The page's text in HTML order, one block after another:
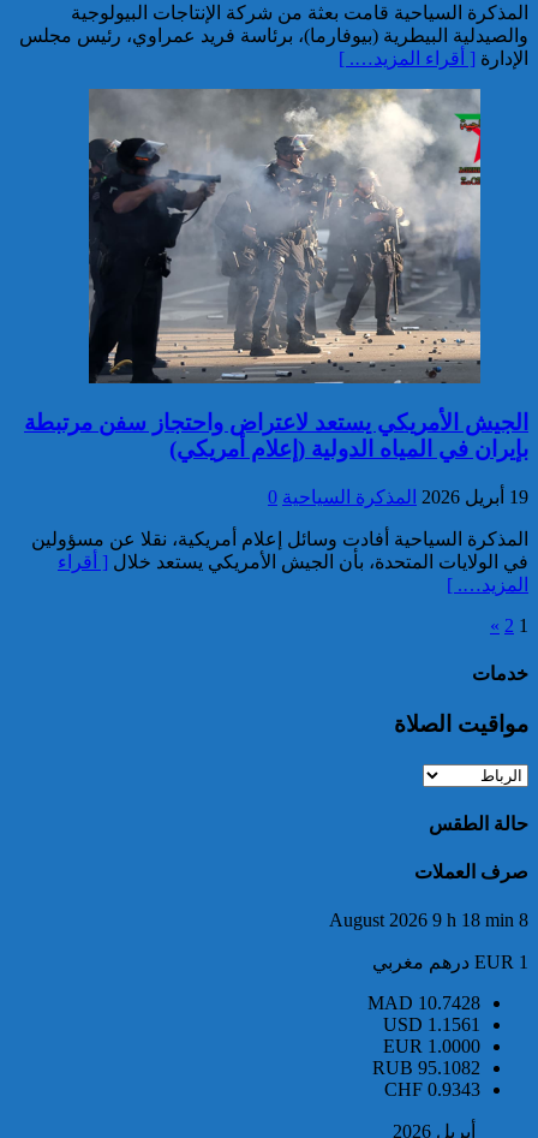
العثور على جثة شخص يرجح أن
تعود للسائح البلجيكي الذي اختفى
عن الأنظار منذ أواخر نونبر
المنصرم بأكادير
ميناء طنجة المتوسط.. حجز أزيد
توقيف مواطن فرنسي من أصول
جزائرية يشكل موضوع أمر دولي
بإلقاء القبض
الأشخاص ووضعه تحت تدبير
الحراسة النظرية للاشتباه في
ارتكابه لأفعال جرمية يعاقب عليها
قرص مهلوس من نوع إكستازي
المذكرة السياحية قامت بعثة من شركة الإنتاجات البيولوجية
والصيدلية البيطرية (بيوفارما)، برئاسة فريد عمراوي، رئيس مجلس
الإدارة [ أقراء المزيد…. ]
الجيش الأمريكي يستعد لاعتراض واحتجاز سفن مرتبطة
بإيران في المياه الدولية (إعلام أمريكي)
19 أبريل 2026 المذكرة السياحية 0
المذكرة السياحية أفادت وسائل إعلام أمريكية، نقلا عن مسؤولين
في الولايات المتحدة، بأن الجيش الأمريكي يستعد خلال [ أقراء
المزيد…. ]
1
2
»
خدمات
مواقيت الصلاة
حالة الطقس
صرف العملات
8 August 2026 9 h 18 min
EUR 1 درهم مغربي
MAD 10.7428
USD 1.1561
EUR 1.0000
RUB 95.1082
CHF 0.9343
أبريل 2026